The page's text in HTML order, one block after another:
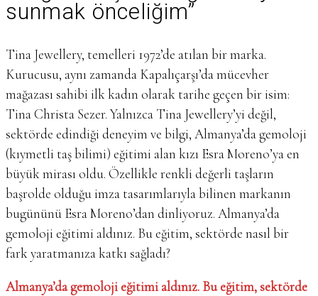
sunmak önceliğim’’
Tina Jewellery, temelleri 1972’de atılan bir marka.
Kurucusu, aynı zamanda Kapalıçarşı’da mücevher
mağazası sahibi ilk kadın olarak tarihe geçen bir isim:
Tina Christa Sezer. Yalnızca Tina Jewellery’yi değil,
sektörde edindiği deneyim ve bilgi, Almanya’da gemoloji
(kıymetli taş bilimi) eğitimi alan kızı Esra Moreno’ya en
büyük mirası oldu. Özellikle renkli değerli taşların
başrolde olduğu imza tasarımlarıyla bilinen markanın
bugününü Esra Moreno’dan dinliyoruz. Almanya’da
gemoloji eğitimi aldınız. Bu eğitim, sektörde nasıl bir
fark yaratmanıza katkı sağladı?
Almanya’da gemoloji eğitimi aldınız. Bu eğitim, sektörde